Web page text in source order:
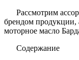
Рассмотрим
брендом продукции,
моторное масло
Содержание